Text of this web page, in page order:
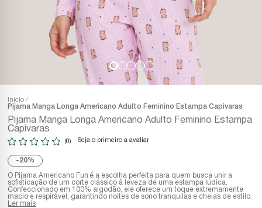
Início
Pijama Manga Longa Americano Adulto Feminino Estampa Capivaras
Pijama Manga Longa Americano Adulto Feminino Estampa
Capivaras
(0) Seja o primeiro a avaliar
20%
O Pijama Americano Fun é a escolha perfeita para quem busca unir a
sofisticação de um corte clássico à leveza de uma estampa lúdica.
Confeccionado em 100% algodão, ele oferece um toque extremamente
macio e respirável, garantindo noites de sono tranquilas e cheias de estilo.
Ler mais